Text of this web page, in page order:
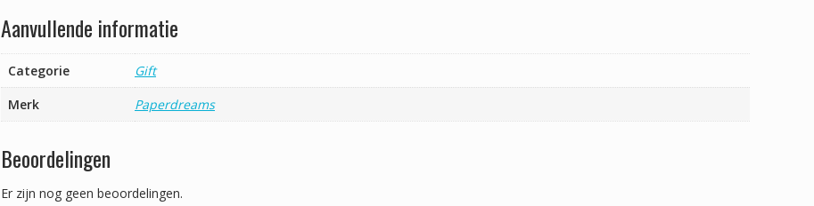
Aanvullende informatie
Categorie
Gift
Merk
Paperdreams
Beoordelingen
Er zijn nog geen beoordelingen.